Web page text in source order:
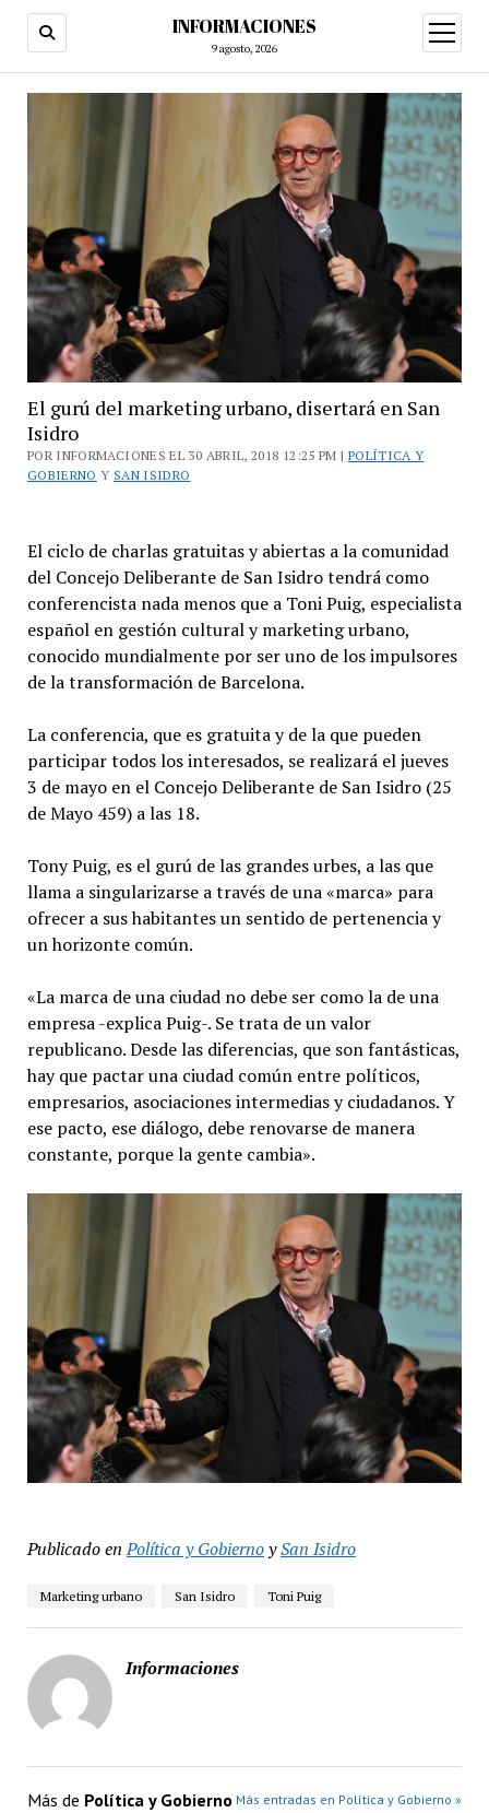
INFORMACIONES
9 agosto, 2026
abrir
menú
El gurú del marketing urbano, disertará en San
Isidro
POR INFORMACIONES EL 30 ABRIL, 2018 12:25 PM | POLÍTICA Y
GOBIERNO Y SAN ISIDRO
El ciclo de charlas gratuitas y abiertas a la comunidad
del Concejo Deliberante de San Isidro tendrá como
conferencista nada menos que a Toni Puig, especialista
español en gestión cultural y marketing urbano,
conocido mundialmente por ser uno de los impulsores
de la transformación de Barcelona.
La conferencia, que es gratuita y de la que pueden
participar todos los interesados, se realizará el jueves
3 de mayo en el Concejo Deliberante de San Isidro (25
de Mayo 459) a las 18.
Tony Puig, es el gurú de las grandes urbes, a las que
llama a singularizarse a través de una «marca» para
ofrecer a sus habitantes un sentido de pertenencia y
un horizonte común.
«La marca de una ciudad no debe ser como la de una
empresa -explica Puig-. Se trata de un valor
republicano. Desde las diferencias, que son fantásticas,
hay que pactar una ciudad común entre políticos,
empresarios, asociaciones intermedias y ciudadanos. Y
ese pacto, ese diálogo, debe renovarse de manera
constante, porque la gente cambia».
Publicado en Política y GobiernoySan Isidro
Marketing urbano San Isidro Toni Puig
Informaciones
Más de Política y Gobierno Más entradas en Política y Gobierno »